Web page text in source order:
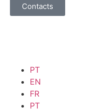
Contacts
PT
EN
FR
PT